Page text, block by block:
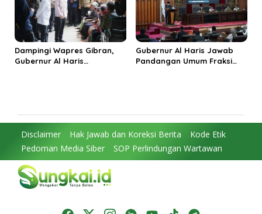
Dampingi Wapres Gibran,
Gubernur Al Haris
Gubernur Al Haris Jawab
Pandangan Umum Fraksi
Disclaimer Hak Jawab dan Koreksi Berita
Kode Etik
Pedoman Media Siber
SOP Perlindungan Wartawan